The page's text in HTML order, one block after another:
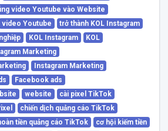
video Youtube vào Website
video Youtube
trở thành KOL Instagram
KOL Instagram
KOL
Marketing
Instagram Marketing
Facebook ads
website
cài pixel TikTok
chiến dịch quảng cáo TikTok
tiền quảng cáo TikTok
cơ hội kiếm tiền